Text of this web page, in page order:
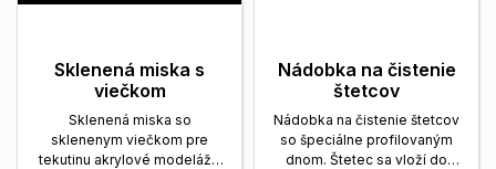
Sklenená miska s
viečkom
Sklenená miska so
sklenenym viečkom pre
tekutinu akrylové modeláže
Nádobka na čistenie
štetcov
Nádobka na čistenie štetcov
so špeciálne profilovaným
dnom. Štetec sa vloží do